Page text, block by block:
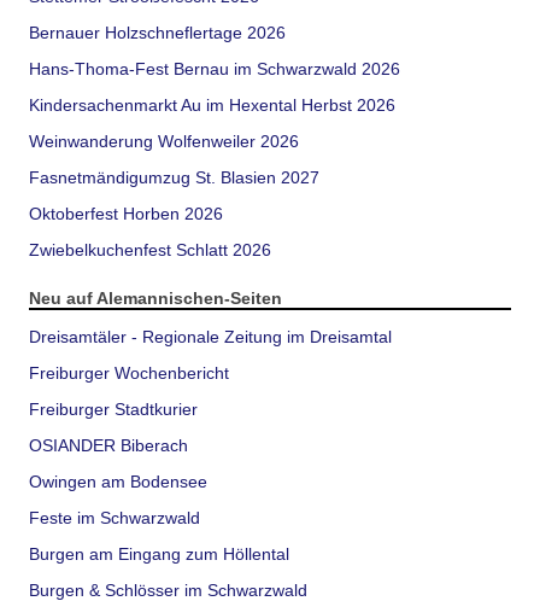
Bernauer Holzschneflertage 2026
Hans-Thoma-Fest Bernau im Schwarzwald 2026
Kindersachenmarkt Au im Hexental Herbst 2026
Weinwanderung Wolfenweiler 2026
Fasnetmändigumzug St. Blasien 2027
Oktoberfest Horben 2026
Zwiebelkuchenfest Schlatt 2026
Neu auf Alemannischen-Seiten
Dreisamtäler - Regionale Zeitung im Dreisamtal
Freiburger Wochenbericht
Freiburger Stadtkurier
OSIANDER Biberach
Owingen am Bodensee
Feste im Schwarzwald
Burgen am Eingang zum Höllental
Burgen & Schlösser im Schwarzwald